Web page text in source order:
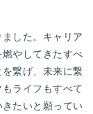
した。キャリア
やしてきたすべ
繋げ、未来に繋
ライフもすべて
たいと願ってい